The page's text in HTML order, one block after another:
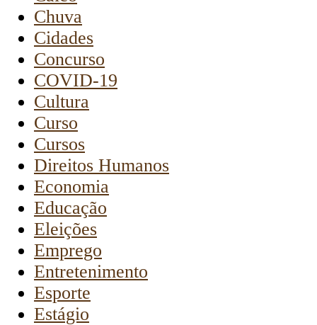
Chuva
Cidades
Concurso
COVID-19
Cultura
Curso
Cursos
Direitos Humanos
Economia
Educação
Eleições
Emprego
Entretenimento
Esporte
Estágio